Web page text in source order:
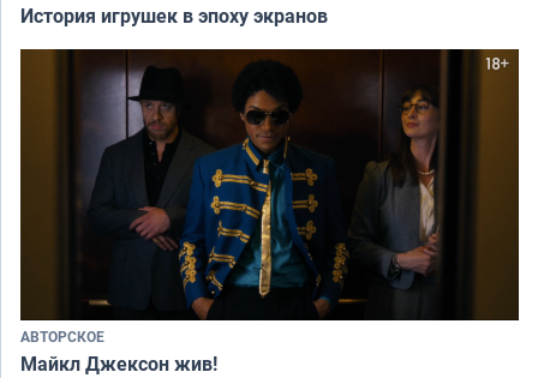
История игрушек в эпоху экранов
АВТОРСКОЕ
Майкл Джексон жив!